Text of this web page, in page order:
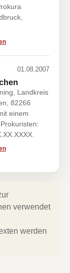
01.08.2007
Landkreis
82266
einem
verwendet
werden